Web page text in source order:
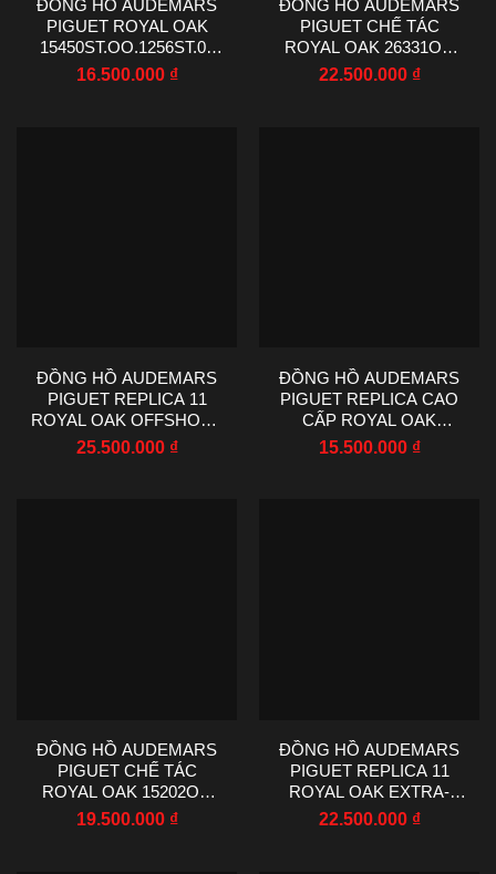
ĐỒNG HỒ AUDEMARS
PIGUET ROYAL OAK
15450ST.OO.1256ST.02
CHẾ TÁC MẶT SỐ MÀU
16.500.000 ₫
ĐỒNG HỒ AUDEMARS
PIGUET CHẾ TÁC
ROYAL OAK 26331OR
MẠ VÀNG HỒNG MẶT
22.500.000 ₫
ĐỒNG HỒ AUDEMARS
PIGUET REPLICA 11
ROYAL OAK OFFSHORE
CHRONOGRAPH 26231
25.500.000 ₫
ĐỒNG HỒ AUDEMARS
PIGUET REPLICA CAO
CẤP ROYAL OAK
OFFSHORE 67540OK MẠ
15.500.000 ₫
ĐỒNG HỒ AUDEMARS
PIGUET CHẾ TÁC
ROYAL OAK 15202OR
JUMBO MẠ VÀNG HỒNG
19.500.000 ₫
ĐỒNG HỒ AUDEMARS
PIGUET REPLICA 11
ROYAL OAK EXTRA-
THIN JUMBO 16202 MÀU
22.500.000 ₫